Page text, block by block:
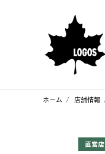
ホーム 店舗情報
直営店